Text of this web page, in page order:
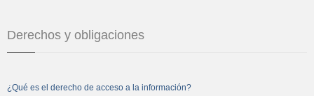
Derechos y obligaciones
¿Qué es el derecho de acceso a la información?